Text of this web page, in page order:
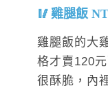
雞腿飯
雞腿飯的大
格才賣120
很酥脆，內